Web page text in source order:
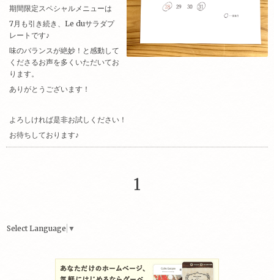
期間限定スペシャルメニューは
7月も引き続き、Le duサラダプ
レートです♪
味のバランスが絶妙！と感動して
くださるお声を多くいただいてお
ります。
ありがとうございます！
よろしければ是非お試しください！
お待ちしております♪
1
Select Language ▼